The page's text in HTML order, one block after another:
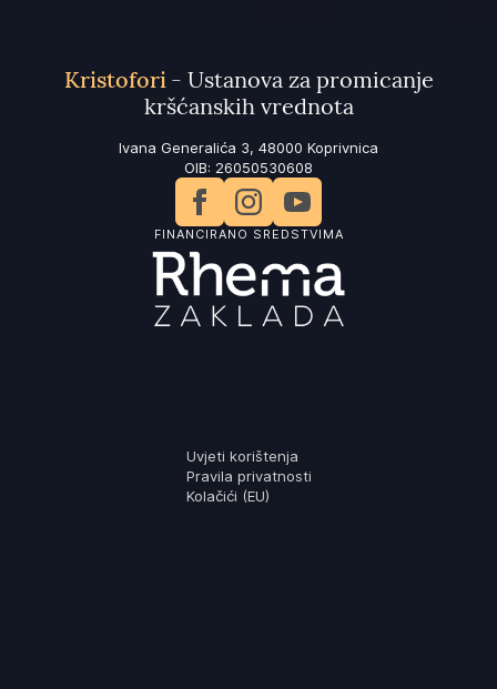
Kristofori - Ustanova za promicanje
kršćanskih vrednota
Ivana Generalića 3, 48000 Koprivnica
OIB: 26050530608
FINANCIRANO SREDSTVIMA
Uvjeti korištenja
Pravila privatnosti
Kolačići (EU)